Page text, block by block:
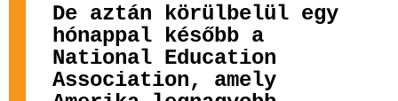
De aztán körülbelül egy
hónappal később a
National Education
Association, amely